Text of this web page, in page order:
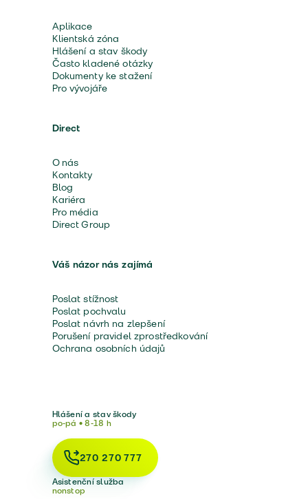
Aplikace
Klientská zóna
Hlášení a stav škody
Často kladené otázky
Dokumenty ke stažení
Pro vývojáře
Direct
O nás
Kontakty
Blog
Kariéra
Pro média
Direct Group
Váš názor nás zajímá
Poslat stížnost
Poslat pochvalu
Poslat návrh na zlepšení
Porušení pravidel zprostředkování
Ochrana osobních údajů
Hlášení a stav škody
po-pá • 8-18 h
270 270 777
Asistenční služba
nonstop